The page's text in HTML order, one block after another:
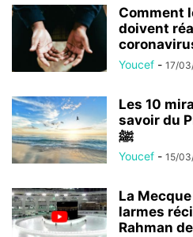
Comment
doivent
Youcef - 17/
Les 10
savoir du
ﷺ
Youcef - 15/
La Mecque
larmes
Rahman